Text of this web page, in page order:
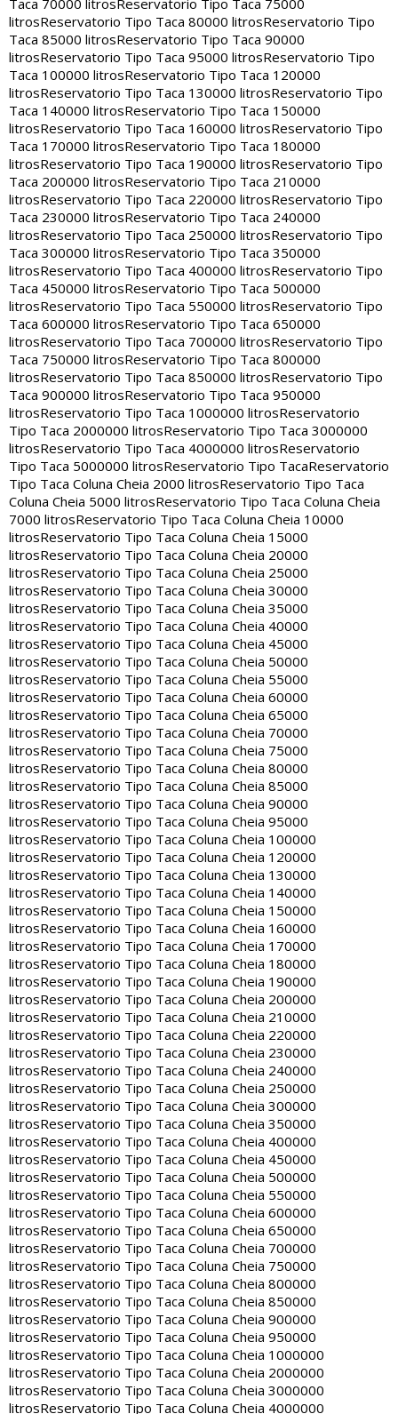
Taca 70000 litros Reservatorio Tipo Taca 75000
litrosReservatorio Tipo Taca 80000 litrosReservatorio Tipo
Taca 85000 litrosReservatorio Tipo Taca 90000
litrosReservatorio Tipo Taca 95000 litrosReservatorio Tipo
Taca 100000 litrosReservatorio Tipo Taca 120000
litrosReservatorio Tipo Taca 130000 litrosReservatorio Tipo
Taca 140000 litrosReservatorio Tipo Taca 150000
litrosReservatorio Tipo Taca 160000 litrosReservatorio Tipo
Taca 170000 litrosReservatorio Tipo Taca 180000
litrosReservatorio Tipo Taca 190000 litrosReservatorio Tipo
Taca 200000 litrosReservatorio Tipo Taca 210000
litrosReservatorio Tipo Taca 220000 litrosReservatorio Tipo
Taca 230000 litrosReservatorio Tipo Taca 240000
litrosReservatorio Tipo Taca 250000 litrosReservatorio Tipo
Taca 300000 litrosReservatorio Tipo Taca 350000
litrosReservatorio Tipo Taca 400000 litrosReservatorio Tipo
Taca 450000 litrosReservatorio Tipo Taca 500000
litrosReservatorio Tipo Taca 550000 litrosReservatorio Tipo
Taca 600000 litrosReservatorio Tipo Taca 650000
litrosReservatorio Tipo Taca 700000 litrosReservatorio Tipo
Taca 750000 litrosReservatorio Tipo Taca 800000
litrosReservatorio Tipo Taca 850000 litrosReservatorio Tipo
Taca 900000 litrosReservatorio Tipo Taca 950000
litrosReservatorio Tipo Taca 1000000 litrosReservatorio
Tipo Taca 2000000 litrosReservatorio Tipo Taca 3000000
litrosReservatorio Tipo Taca 4000000 litrosReservatorio
Tipo Taca 5000000 litrosReservatorio Tipo TacaReservatorio
Tipo Taca Coluna Cheia 2000 litrosReservatorio Tipo Taca
Coluna Cheia 5000 litrosReservatorio Tipo Taca Coluna Cheia
7000 litrosReservatorio Tipo Taca Coluna Cheia 10000
litrosReservatorio Tipo Taca Coluna Cheia 15000
litrosReservatorio Tipo Taca Coluna Cheia 20000
litrosReservatorio Tipo Taca Coluna Cheia 25000
litrosReservatorio Tipo Taca Coluna Cheia 30000
litrosReservatorio Tipo Taca Coluna Cheia 35000
litrosReservatorio Tipo Taca Coluna Cheia 40000
litrosReservatorio Tipo Taca Coluna Cheia 45000
litrosReservatorio Tipo Taca Coluna Cheia 50000
litrosReservatorio Tipo Taca Coluna Cheia 55000
litrosReservatorio Tipo Taca Coluna Cheia 60000
litrosReservatorio Tipo Taca Coluna Cheia 65000
litrosReservatorio Tipo Taca Coluna Cheia 70000
litrosReservatorio Tipo Taca Coluna Cheia 75000
litrosReservatorio Tipo Taca Coluna Cheia 80000
litrosReservatorio Tipo Taca Coluna Cheia 85000
litrosReservatorio Tipo Taca Coluna Cheia 90000
litrosReservatorio Tipo Taca Coluna Cheia 95000
litrosReservatorio Tipo Taca Coluna Cheia 100000
litrosReservatorio Tipo Taca Coluna Cheia 120000
litrosReservatorio Tipo Taca Coluna Cheia 130000
litrosReservatorio Tipo Taca Coluna Cheia 140000
litrosReservatorio Tipo Taca Coluna Cheia 150000
litrosReservatorio Tipo Taca Coluna Cheia 160000
litrosReservatorio Tipo Taca Coluna Cheia 170000
litrosReservatorio Tipo Taca Coluna Cheia 180000
litrosReservatorio Tipo Taca Coluna Cheia 190000
litrosReservatorio Tipo Taca Coluna Cheia 200000
litrosReservatorio Tipo Taca Coluna Cheia 210000
litrosReservatorio Tipo Taca Coluna Cheia 220000
litrosReservatorio Tipo Taca Coluna Cheia 230000
litrosReservatorio Tipo Taca Coluna Cheia 240000
litrosReservatorio Tipo Taca Coluna Cheia 250000
litrosReservatorio Tipo Taca Coluna Cheia 300000
litrosReservatorio Tipo Taca Coluna Cheia 350000
litrosReservatorio Tipo Taca Coluna Cheia 400000
litrosReservatorio Tipo Taca Coluna Cheia 450000
litrosReservatorio Tipo Taca Coluna Cheia 500000
litrosReservatorio Tipo Taca Coluna Cheia 550000
litrosReservatorio Tipo Taca Coluna Cheia 600000
litrosReservatorio Tipo Taca Coluna Cheia 650000
litrosReservatorio Tipo Taca Coluna Cheia 700000
litrosReservatorio Tipo Taca Coluna Cheia 750000
litrosReservatorio Tipo Taca Coluna Cheia 800000
litrosReservatorio Tipo Taca Coluna Cheia 850000
litrosReservatorio Tipo Taca Coluna Cheia 900000
litrosReservatorio Tipo Taca Coluna Cheia 950000
litrosReservatorio Tipo Taca Coluna Cheia 1000000
litrosReservatorio Tipo Taca Coluna Cheia 2000000
litrosReservatorio Tipo Taca Coluna Cheia 3000000
litrosReservatorio Tipo Taca Coluna Cheia 4000000